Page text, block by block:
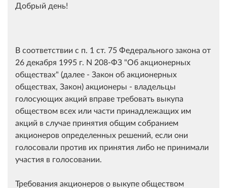
Добрый день!
В соответствии с п. 1 ст. 75 Федерального закона от
26 декабря 1995 г. N 208-ФЗ "Об акционерных
обществах" (далее - Закон об акционерных
обществах, Закон) акционеры - владельцы
голосующих акций вправе требовать выкупа
обществом всех или части принадлежащих им
акций в случае принятия общим собранием
акционеров определенных решений, если они
голосовали против их принятия либо не принимали
участия в голосовании.
Требования акционеров о выкупе обществом